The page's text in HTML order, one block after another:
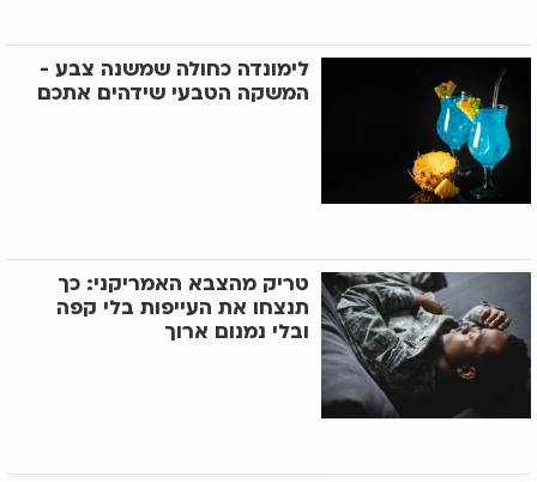
לימונדה כחולה שמשנה צבע -
המשקה הטבעי שידהים אתכם
טריק מהצבא האמריקני: כך
תנצחו את העייפות בלי קפה
ובלי נמנום ארוך